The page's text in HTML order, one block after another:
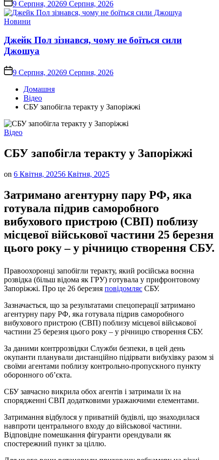
9 Серпня, 20269 Серпня, 2026
Опублікувати
Новини
Джейк Пол зізнався, чому не боїться сили
Джошуа
on9 Серпня, 20269 Серпня, 2026
Домашня
Відео
СБУ запобігла теракту у Запоріжжі
Опублікувати
Відео
СБУ запобігла теракту у Запоріжжі
on 6 Квітня, 20256 Квітня, 2025
Затримано агентурну пару РФ, яка
готувала підрив саморобного
вибухового пристрою (СВП) поблизу
місцевої військової частини 25 березня
цього року – у річницю створення СБУ.
Правоохоронці запобігли теракту, який російська воєнна
розвідка (більш відома як ГРУ) готувала у прифронтовому
Запоріжжі. Про це 26 березня повідомляє СБУ.
Зазначається, що за результатами спецоперації затримано
агентурну пару РФ, яка готувала підрив саморобного
вибухового пристрою (СВП) поблизу місцевої військової
частини 25 березня цього року – у річницю створення СБУ.
За даними контррозвідки Служби безпеки, в цей день
окупанти планували дистанційно підірвати вибухівку разом зі
своїми агентами поблизу контрольно-пропускного пункту
оборонного об’єкта.
СБУ завчасно викрила обох агентів і затримали їх на
спорядженні СВП додатковими уражаючими елементами.
Затримання відбулося у приватній будівлі, що знаходилася
навпроти центрального входу до військової частини.
Відповідне помешкання фігуранти орендували як
спостережний пункт за ціллю.